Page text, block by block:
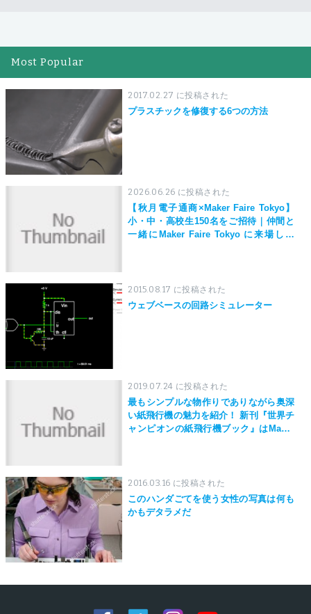
Most Popular
2017.02.27 に投稿された
プラスチックを修復する6つの方法
2026.06.26 に投稿された
【秋月電子通商×Maker Faire Tokyo】
小・中・高校生150名をご招待｜仲間と
一緒にMaker Faire Tokyo に来場しよ
2015.08.17 に投稿された
ウェブベースの回路シミュレーター
2019.07.24 に投稿された
最もシンプルな物作りでありながら奥深
い紙飛行機の魅力を紹介！ 新刊『世界チ
ャンピオンの紙飛行機ブック』はMaker
2016.03.16 に投稿された
このハンダごてを使う女性の写真は何も
かもデタラメだ